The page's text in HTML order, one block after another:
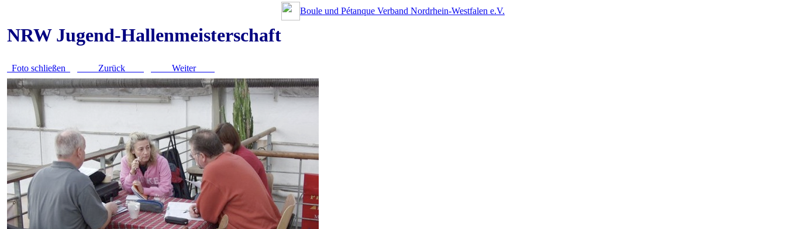
Boule und Pétanque Verband Nordrhein-Westfalen e.V.
NRW Jugend-Hallenmeisterschaft
Foto schließen Zurück Weiter